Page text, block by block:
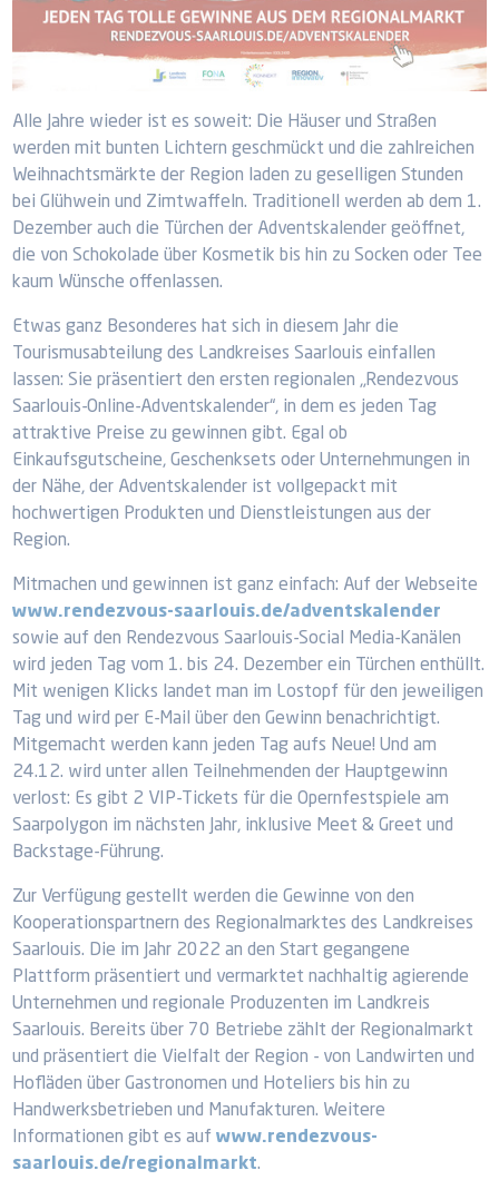
Alle Jahre wieder ist es soweit: Die Häuser und Straßen
werden mit bunten Lichtern geschmückt und die zahlreichen
Weihnachtsmärkte der Region laden zu geselligen Stunden
bei Glühwein und Zimtwaffeln. Traditionell werden ab dem 1.
Dezember auch die Türchen der Adventskalender geöffnet,
die von Schokolade über Kosmetik bis hin zu Socken oder Tee
kaum Wünsche offenlassen.
Etwas ganz Besonderes hat sich in diesem Jahr die
Tourismusabteilung des Landkreises Saarlouis einfallen
lassen: Sie präsentiert den ersten regionalen „Rendezvous
Saarlouis-Online-Adventskalender“, in dem es jeden Tag
attraktive Preise zu gewinnen gibt. Egal ob
Einkaufsgutscheine, Geschenksets oder Unternehmungen in
der Nähe, der Adventskalender ist vollgepackt mit
hochwertigen Produkten und Dienstleistungen aus der
Region.
Mitmachen und gewinnen ist ganz einfach: Auf der Webseite
www.rendezvous-saarlouis.de/adventskalender
sowie auf den Rendezvous Saarlouis-Social Media-Kanälen
wird jeden Tag vom 1. bis 24. Dezember ein Türchen enthüllt.
Mit wenigen Klicks landet man im Lostopf für den jeweiligen
Tag und wird per E-Mail über den Gewinn benachrichtigt.
Mitgemacht werden kann jeden Tag aufs Neue! Und am
24.12. wird unter allen Teilnehmenden der Hauptgewinn
verlost: Es gibt 2 VIP-Tickets für die Opernfestspiele am
Saarpolygon im nächsten Jahr, inklusive Meet & Greet und
Backstage-Führung.
Zur Verfügung gestellt werden die Gewinne von den
Kooperationspartnern des Regionalmarktes des Landkreises
Saarlouis. Die im Jahr 2022 an den Start gegangene
Plattform präsentiert und vermarktet nachhaltig agierende
Unternehmen und regionale Produzenten im Landkreis
Saarlouis. Bereits über 70 Betriebe zählt der Regionalmarkt
und präsentiert die Vielfalt der Region - von Landwirten und
Hofläden über Gastronomen und Hoteliers bis hin zu
Handwerksbetrieben und Manufakturen. Weitere
Informationen gibt es aufwww.rendezvous-
saarlouis.de/regionalmarkt.